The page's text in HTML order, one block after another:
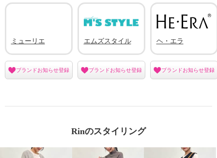
ミューリエ
ブランドお知らせ登録
エムズスタイル
ブランドお知らせ登録
ヘ・エラ
ブランドお知らせ登録
Rinのスタイリング